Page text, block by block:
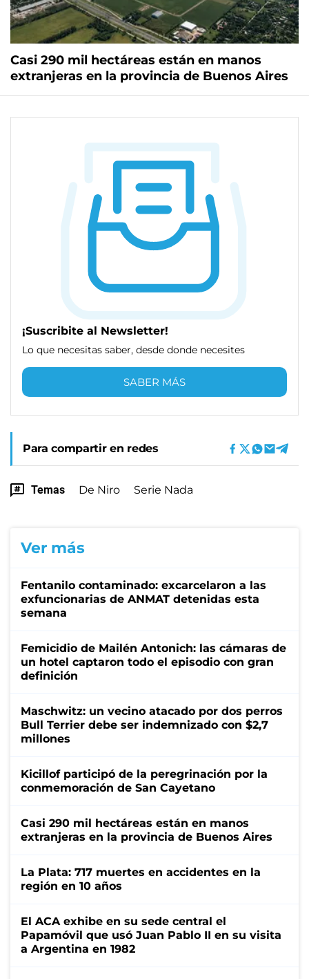
Casi 290 mil hectáreas están en manos
extranjeras en la provincia de Buenos Aires
¡Suscribite al Newsletter!
Lo que necesitas saber, desde donde necesites
SABER MÁS
Para compartir en redes
Temas De Niro Serie Nada
Ver más
Fentanilo contaminado: excarcelaron a las
exfuncionarias de ANMAT detenidas esta
semana
Femicidio de Mailén Antonich: las cámaras de
un hotel captaron todo el episodio con gran
definición
Maschwitz: un vecino atacado por dos perros
Bull Terrier debe ser indemnizado con $2,7
millones
Kicillof participó de la peregrinación por la
conmemoración de San Cayetano
Casi 290 mil hectáreas están en manos
extranjeras en la provincia de Buenos Aires
La Plata: 717 muertes en accidentes en la
región en 10 años
El ACA exhibe en su sede central el
Papamóvil que usó Juan Pablo II en su visita
a Argentina en 1982